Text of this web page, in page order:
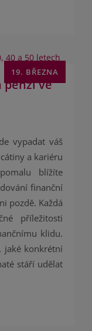
19. BŘEZNA
penzi ve
vypadat váš
a kariéru
blížíte
finanční
pozdě. Každá
příležitosti
klidu.
jaké konkrétní
stáří udělat